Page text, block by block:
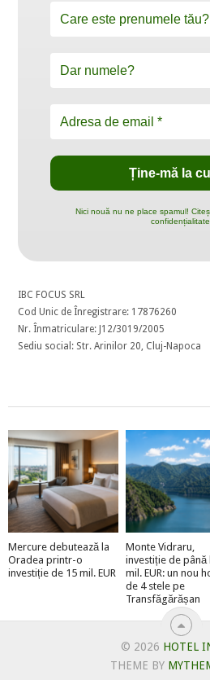
Nici nouă nu ne place spamul!
confidențialitate.
IBC FOCUS SRL
Cod Unic de Înregistrare: 17876260
Nr. Înmatriculare: J12/3019/2005
Sediu social: Str. Arinilor 20, Cluj-Napoca
Mercure debutează la
Oradea printr-o
investiție de 15 mil. EUR
Monte Vidraru,
investiție de până
mil. EUR: un nou
de 4 stele pe
Transfăgărășan
© 2026 HOTEL
THEME BY